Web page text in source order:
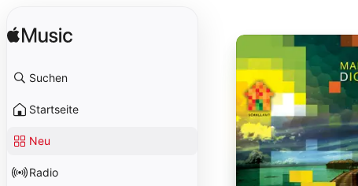
Suchen
Startseite
Neu
Radio